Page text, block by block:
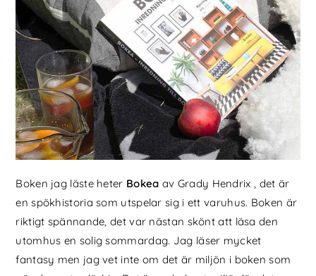
Boken jag läste heter Bokea av Grady Hendrix , det är
en spökhistoria som utspelar sig i ett varuhus. Boken är
riktigt spännande, det var nästan skönt att läsa den
utomhus en solig sommardag. Jag läser mycket
fantasy men jag vet inte om det är miljön i boken som